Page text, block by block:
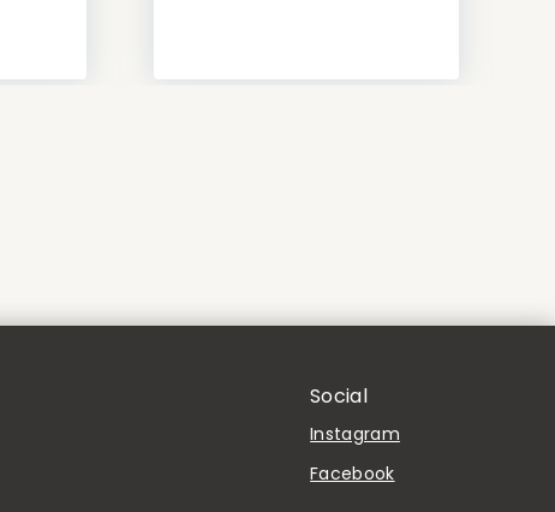
Social
Instagram
Facebook